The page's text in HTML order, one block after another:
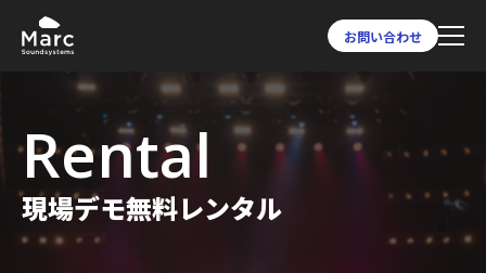
お問い合わせ
Rental
現場デモ無料レンタル